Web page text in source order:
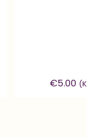
€5.00